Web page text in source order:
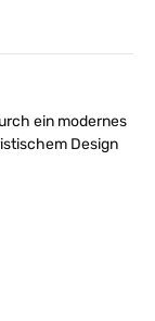
ein modernes
Design